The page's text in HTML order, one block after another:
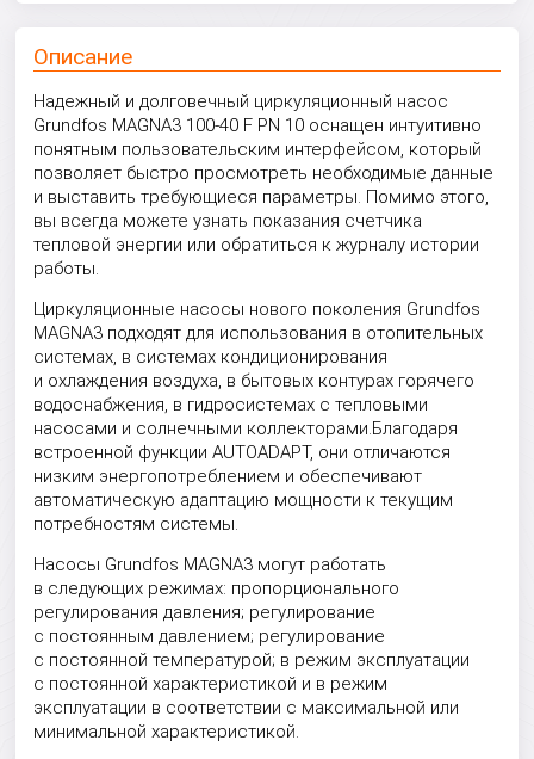
Описание
Надежный и долговечный циркуляционный насос
Grundfos MAGNA3 100-40 F PN 10 оснащен интуитивно
понятным пользовательским интерфейсом, который
позволяет быстро просмотреть необходимые данные
и выставить требующиеся параметры. Помимо этого,
вы всегда можете узнать показания счетчика
тепловой энергии или обратиться к журналу истории
работы.
Циркуляционные насосы нового поколения Grundfos
MAGNA3 подходят для использования в отопительных
системах, в системах кондиционирования
и охлаждения воздуха, в бытовых контурах горячего
водоснабжения, в гидросистемах с тепловыми
насосами и солнечными коллекторами.Благодаря
встроенной функции AUTOADAPT, они отличаются
низким энергопотреблением и обеспечивают
автоматическую адаптацию мощности к текущим
потребностям системы.
Насосы Grundfos MAGNA3 могут работать
в следующих режимах: пропорционального
регулирования давления; регулирование
с постоянным давлением; регулирование
с постоянной температурой; в режим эксплуатации
с постоянной характеристикой и в режим
эксплуатации в соответствии с максимальной или
минимальной характеристикой.